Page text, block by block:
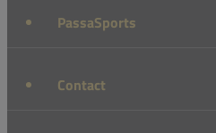
PassaSports
Contact